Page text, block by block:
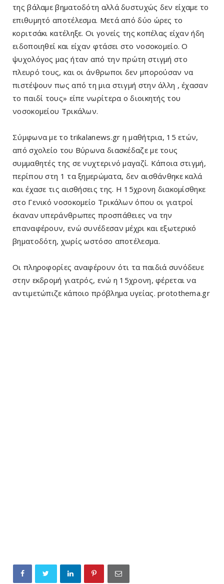
της βάλαμε βηματοδότη αλλά δυστυχώς δεν είχαμε το
επιθυμητό αποτέλεσμα. Μετά από δύο ώρες το
κοριτσάκι κατέληξε. Οι γονείς της κοπέλας είχαν ήδη
ειδοποιηθεί και είχαν φτάσει στο νοσοκομείο. Ο
ψυχολόγος μας ήταν από την πρώτη στιγμή στο
πλευρό τους, και οι άνθρωποι δεν μπορούσαν να
πιστέψουν πως από τη μια στιγμή στην άλλη , έχασαν
το παιδί τους» είπε νωρίτερα ο διοικητής του
νοσοκομείου Τρικάλων.
Σύμφωνα με το trikalanews.gr η μαθήτρια, 15 ετών,
από σχολείο του Βύρωνα διασκέδαζε με τους
συμμαθητές της σε νυχτερινό μαγαζί. Κάποια στιγμή,
περίπου στη 1 τα ξημερώματα, δεν αισθάνθηκε καλά
και έχασε τις αισθήσεις της. Η 15χρονη διακομίσθηκε
στο Γενικό νοσοκομείο Τρικάλων όπου οι γιατροί
έκαναν υπεράνθρωπες προσπάθειες να την
επαναφέρουν, ενώ συνέδεσαν μέχρι και εξωτερικό
βηματοδότη, χωρίς ωστόσο αποτέλεσμα.
Οι πληροφορίες αναφέρουν ότι τα παιδιά συνόδευε
στην εκδρομή γιατρός, ενώ η 15χρονη, φέρεται να
αντιμετώπιζε κάποιο πρόβλημα υγείας. protothema.gr